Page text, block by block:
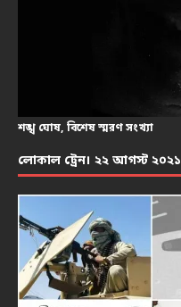
শঙ্খ ঘোষ, বিশেষ স্মরণ সংখ্যা
লোকাল ট্রেন। ২২ আগস্ট ২০২১